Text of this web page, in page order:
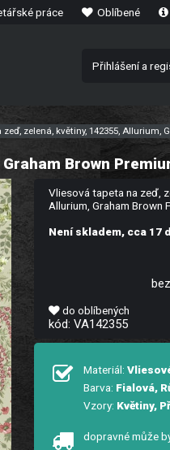
Brown
Vliesová tapeta na zeď,
Allurium, Graham Brown
Není skladem, cca 17
do oblíbených
kód: VA142355
Materiál:
Barva: Fialová,
Vzory: Květiny,
dopravné může
práce Oblíbené
zelená, květiny, 142355, Allurium,
Přihlášení a